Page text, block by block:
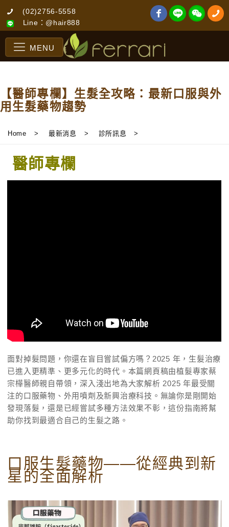
(02)2756-5558
Line：@hair888
MENU
【醫師專欄】生髮全攻略：最新口服與外
用生髮藥物趨勢
Home > 最新消息 > 診所訊息 >
醫師專欄
面對掉髮問題，你還在盲目嘗試偏方嗎？2025 年，生髮治療
已進入更精準、更多元化的時代。本篇網頁稿由植髮專家蔡
宗樺醫師親自帶領，深入淺出地為大家解析 2025 年最受關
注的口服藥物、外用噴劑及新興治療科技。無論你是剛開始
發現落髮，還是已經嘗試多種方法效果不彰，這份指南將幫
助你找到最適合自己的生髮之路。
口服生髮藥物——從經典到新
星的全面解析